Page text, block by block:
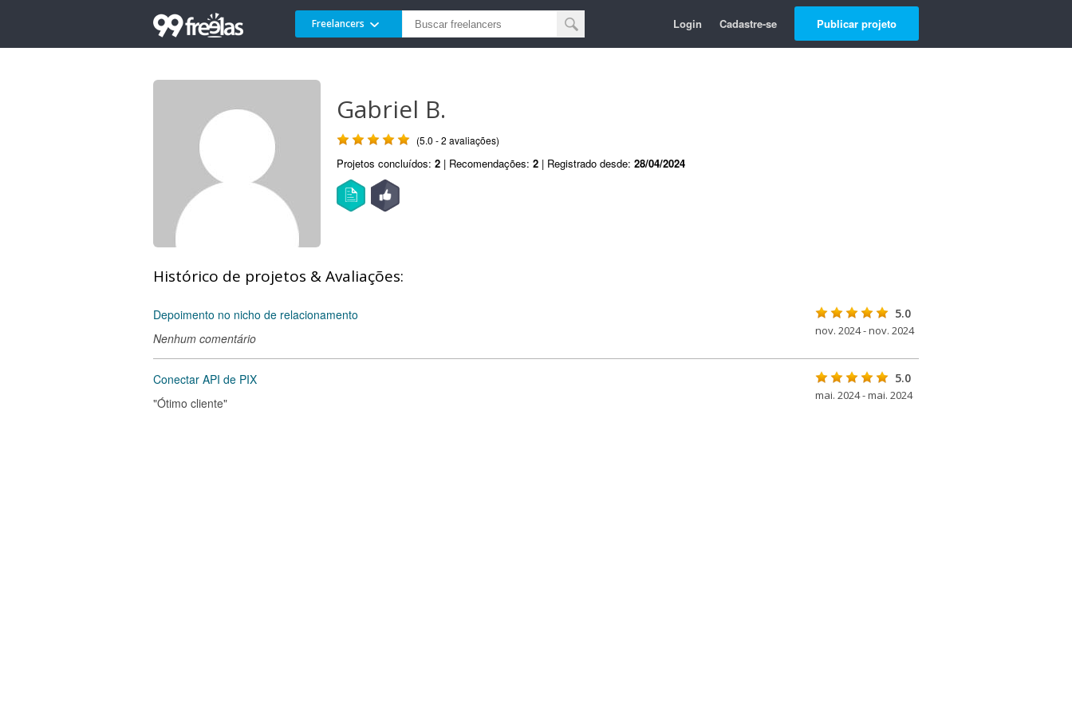
Freelancers Login Cadastre-se Publicar projeto
Gabriel B.
(5.0 - 2 avaliações)
Projetos concluídos: 2 | Recomendações: 2 | Registrado desde: 28/04/2024
Histórico de projetos & Avaliações:
Depoimento no nicho de relacionamento
Nenhum comentário
5.0
nov. 2024 - nov. 2024
Conectar API de PIX
"Ótimo cliente"
5.0
mai. 2024 - mai. 2024